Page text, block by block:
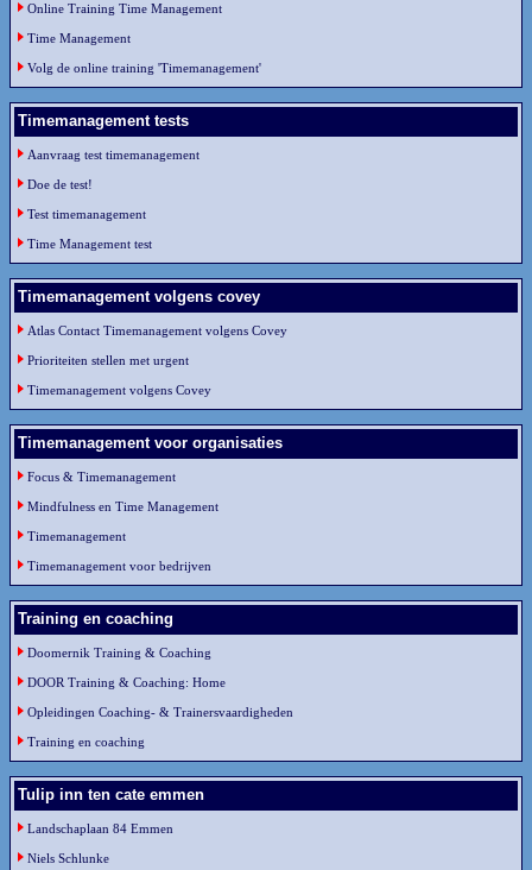
Online Training Time Management
Time Management
Volg de online training 'Timemanagement'
Timemanagement tests
Aanvraag test timemanagement
Doe de test!
Test timemanagement
Time Management test
Timemanagement volgens covey
Atlas Contact Timemanagement volgens Covey
Prioriteiten stellen met urgent
Timemanagement volgens Covey
Timemanagement voor organisaties
Focus & Timemanagement
Mindfulness en Time Management
Timemanagement
Timemanagement voor bedrijven
Training en coaching
Doomernik Training & Coaching
DOOR Training & Coaching: Home
Opleidingen Coaching- & Trainersvaardigheden
Training en coaching
Tulip inn ten cate emmen
Landschaplaan 84 Emmen
Niels Schlunke